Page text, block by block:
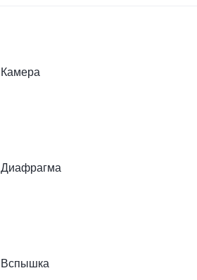
Камера
Диафрагма
Вспышка